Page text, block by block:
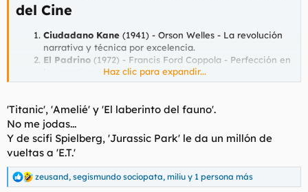
del Cine​
Ciudadano Kane (1941) - Orson Welles - La revolución
narrativa y técnica por excelencia.
El Padrino (1972) - Francis Ford Coppola - Perfección en
la narrativa, actuaciones y dirección.
Casablanca(1942) -Michael Curtiz- El clásico absoluto
2001: Una odisea del espacio(1968) -
La épica ciencia ficción que redefinió el género.
Tokyo Monogatari (Cuentos de Tokio)
(1953) -
Yasujirō
Ozu - Una obra maestra sublime y humana del cine
japonés.
Apocalypse Now(1979) -Francis Ford Coppola- Un
viaje alucinante al corazón de la oscuridad humana.
Haz clic para expandir...
'Titanic', 'Amelié' y 'El laberinto del fauno'.
No me jodas...
Y de scifi Spielberg, 'Jurassic Park' le da un millón de
vueltas a 'E.T.'
R
zeusand, segismundo sociopata, miliu y 1 persona más